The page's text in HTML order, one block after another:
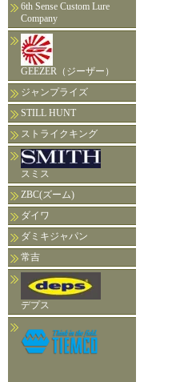
6th Sense Custom Lure
Company
GEEZER（ジーザー）
ジャンプライズ
STILL HUNT
ストライクキング
スミス
ZBC(ズーム)
ダイワ
ダミキジャパン
常吉
デプス